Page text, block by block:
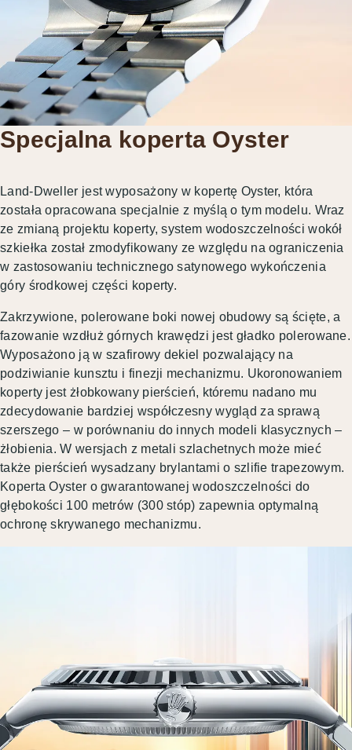
Specjalna koperta Oyster
Land-Dweller jest wyposażony w kopertę Oyster, która
została opracowana specjalnie z myślą o tym modelu. Wraz
ze zmianą projektu koperty, system wodoszczelności wokół
szkiełka został zmodyfikowany ze względu na ograniczenia
w zastosowaniu technicznego satynowego wykończenia
góry środkowej części koperty.
Zakrzywione, polerowane boki nowej obudowy są ścięte, a
fazowanie wzdłuż górnych krawędzi jest gładko polerowane.
Wyposażono ją w szafirowy dekiel pozwalający na
podziwianie kunsztu i finezji mechanizmu. Ukoronowaniem
koperty jest żłobkowany pierścień, któremu nadano mu
zdecydowanie bardziej współczesny wygląd za sprawą
szerszego – w porównaniu do innych modeli klasycznych –
żłobienia. W wersjach z metali szlachetnych może mieć
także pierścień wysadzany brylantami o szlifie trapezowym.
Koperta Oyster o gwarantowanej wodoszczelności do
głębokości 100 metrów (300 stóp) zapewnia optymalną
ochronę skrywanego mechanizmu.